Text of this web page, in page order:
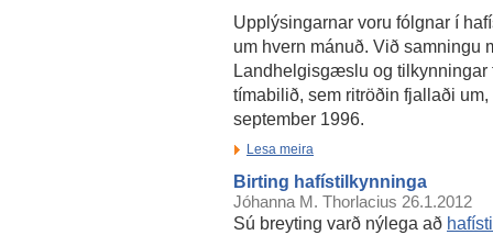
Upplýsingarnar voru fólgnar í
um hvern mánuð. Við samningu
Landhelgisgæslu og tilkynningar
tímabilið, sem ritröðin fjallaði
september 1996.
Lesa meira
Birting hafístilkynninga
Jóhanna M. Thorlacius 26.1.2012
Sú breyting varð nýlega að